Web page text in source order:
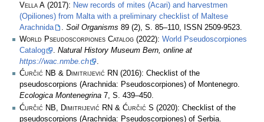
Vella A (2017): New records of mites (Acari) and harvestmen
(Opiliones) from Malta with a preliminary checklist of Maltese
Arachnida
. Soil Organisms 89 (2), S. 85–110, ISSN 2509-9523.
World Pseudoscorpiones Catalog (2022): World Pseudoscorpiones
Catalog
. Natural History Museum Bern, online at
https://wac.nmbe.ch
.
Ćurčić NB & Dimitrijević RN (2016): Checklist of the
pseudoscorpions (Arachnida: Pseudoscorpiones) of Montenegro.
Ecologica Montenegrina 7, S. 439–450.
Ćurčić NB, Dimitrijević RN & Ćurčić S (2020): Checklist of the
pseudoscorpions (Arachnida: Pseudoscorpiones) of Serbia.